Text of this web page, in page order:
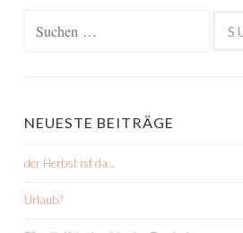
NEUESTE BEITRÄGE
der Herbst ist da…
Urlaub?